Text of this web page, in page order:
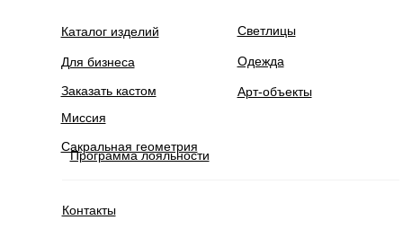
Каталог изделий
Для бизнеса
Сакральная геометрия
Программа лояльности
Одежда
Миссия
Арт-объекты
Заказать кастом
Контакты
Светлицы